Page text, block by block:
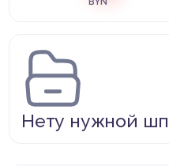
Нету нужной